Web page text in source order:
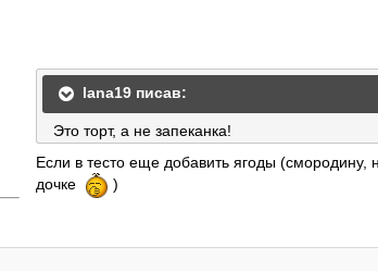
lana19 писав:
Это торт, а не запеканка!
Если в тесто еще добавить ягоды (смородину,
дочке
)